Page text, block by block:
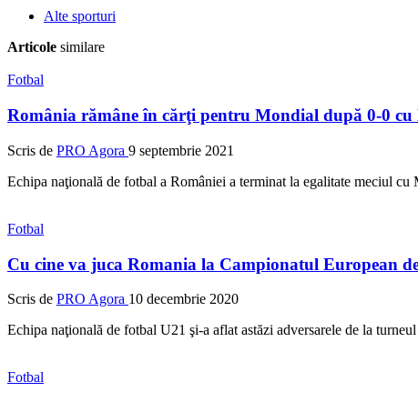
Alte sporturi
Articole similare
Fotbal
România rămâne în cărţi pentru Mondial după 0-0 cu
Scris de PRO Agora 9 septembrie 2021
Echipa naţională de fotbal a României a terminat la egalitate meciul
Fotbal
Cu cine va juca Romania la Campionatul European
Scris de PRO Agora 10 decembrie 2020
Echipa naţională de fotbal U21 şi-a aflat astăzi adversarele de la
Fotbal